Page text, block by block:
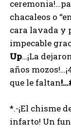
chacaleos o
cara lavada y
impecable
Up…¡La
años
que le faltan
*.-¡El chisme
infarto! Un